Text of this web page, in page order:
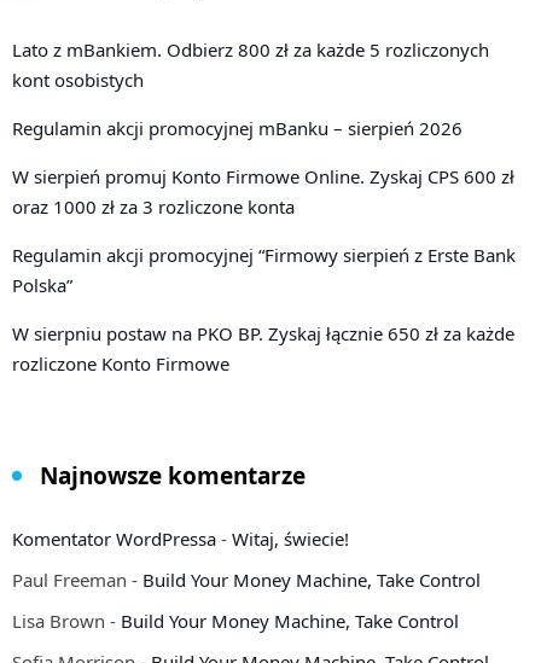
Lato z mBankiem. Odbierz 800 zł za każde 5 rozliczonych
kont osobistych
Regulamin akcji promocyjnej mBanku – sierpień 2026
W sierpień promuj Konto Firmowe Online. Zyskaj CPS 600 zł
oraz 1000 zł za 3 rozliczone konta
Regulamin akcji promocyjnej “Firmowy sierpień z Erste Bank
Polska”
W sierpniu postaw na PKO BP. Zyskaj łącznie 650 zł za każde
rozliczone Konto Firmowe
Najnowsze komentarze
Komentator WordPressa - Witaj, świecie!
Paul Freeman - Build Your Money Machine, Take Control
Lisa Brown - Build Your Money Machine, Take Control